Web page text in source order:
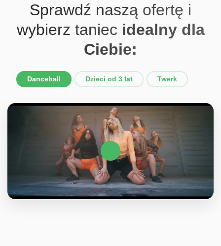
Sprawdź naszą ofertę i
wybierz taniec idealny dla
Ciebie:
Dancehall Dzieci od 3 lat Twerk